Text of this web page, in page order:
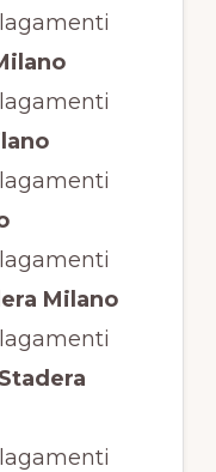
Milano
Stadera